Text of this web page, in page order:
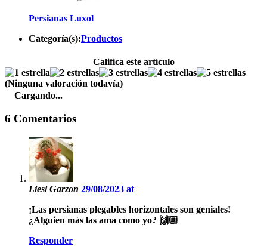
Persianas Luxol
Categoría(s):Productos
Califica este artículo
(Ninguna valoración todavía)
Cargando...
6 Comentarios
Liesl Garzon 29/08/2023 at
¡Las persianas plegables horizontales son geniales!
¿Alguien más las ama como yo? 🙌🏼
Responder